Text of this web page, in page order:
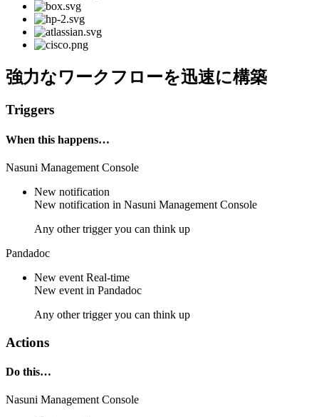
強力なワークフローを迅速に構築
Triggers
When this happens…
Nasuni Management Console
New notification
New notification in Nasuni Management Console
Any other trigger you can think up
Pandadoc
New event Real-time
New event in Pandadoc
Any other trigger you can think up
Actions
Do this…
Nasuni Management Console